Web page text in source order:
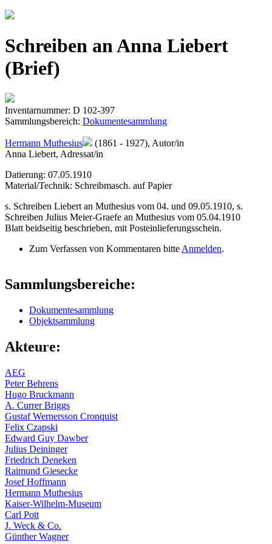
Jump to navigation
Schreiben an Anna Liebert
(Brief)
Inventarnummer: D 102-397
Sammlungsbereich: Dokumentesammlung
Hermann Muthesius
(1861 - 1927), Autor/in
Anna Liebert, Adressat/in
Datierung: 07.05.1910
Material/Technik: Schreibmasch. auf Papier
s. Schreiben Liebert an Muthesius vom 04. und 09.05.1910, s.
Schreiben Julius Meier-Graefe an Muthesius vom 05.04.1910
Blatt beidseitig beschrieben, mit Posteinlieferungsschein.
Zum Verfassen von Kommentaren bitte Anmelden.
Sammlungsbereiche:
Dokumentesammlung
Objektsammlung
Akteure:
AEG
Peter Behrens
Hugo Bruckmann
A. Currer Briggs
Gustaf Wernersson Cronquist
Felix Czapski
Edward Guy Dawber
Julius Deininger
Friedrich Deneken
Raimund Giesecke
Josef Hoffmann
Hermann Muthesius
Kaiser-Wilhelm-Museum
Carl Pott
J. Weck & Co.
Günther Wagner